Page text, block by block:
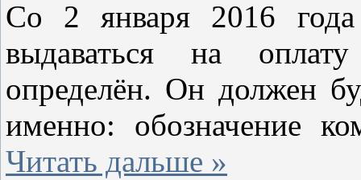
Со 2 января 2016 года
выдаваться на
определён. Он должен
именно: обозначение
Читать дальше »